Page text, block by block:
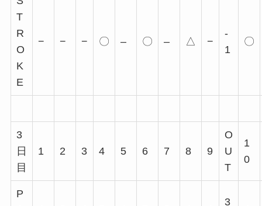
T
R
O
K
E
− − − 〇 – 〇 – △ −
-
1
〇
3
日
目
1 2 3 4 5 6 7 8 9
O
U
T
1
0
P
3